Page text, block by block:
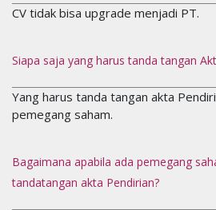
CV tidak bisa upgrade menjadi PT.
Siapa saja yang harus tanda tangan
Yang harus tanda tangan akta
pemegang saham.
Bagaimana apabila ada pemegang
tandatangan akta Pendirian?